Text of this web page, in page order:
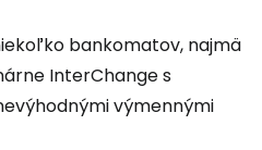
bankomatov, najmä
InterChange s
výmennými